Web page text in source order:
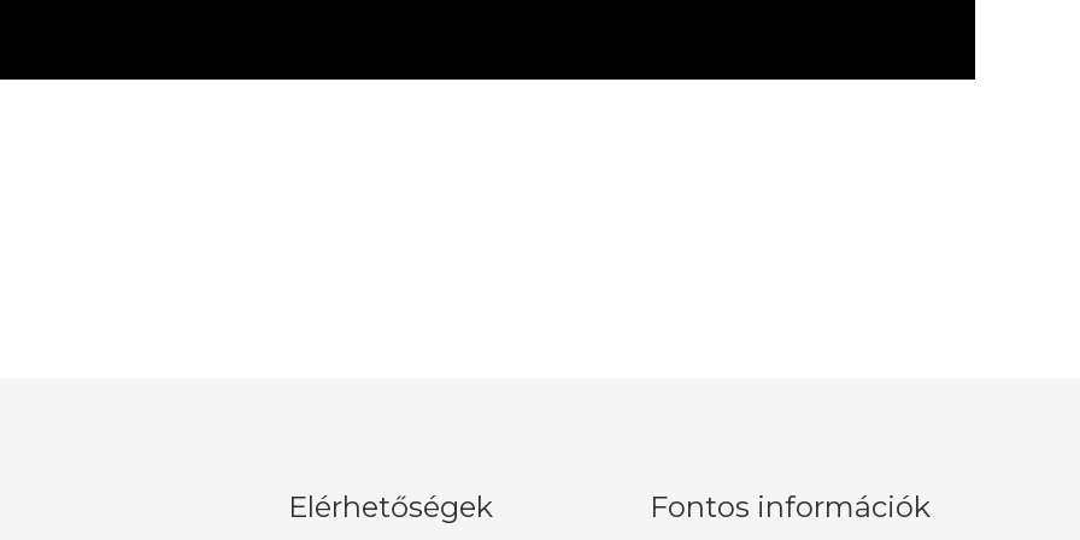
Elérhetőségek Fontos információk